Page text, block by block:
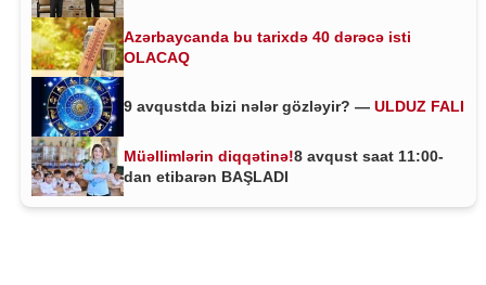
Azərbaycanda bu tarixdə 40 dərəcə isti
OLACAQ
9 avqustda bizi nələr gözləyir? — ULDUZ FALI
Müəllimlərin diqqətinə!8 avqust saat 11:00-
dan etibarən BAŞLADI